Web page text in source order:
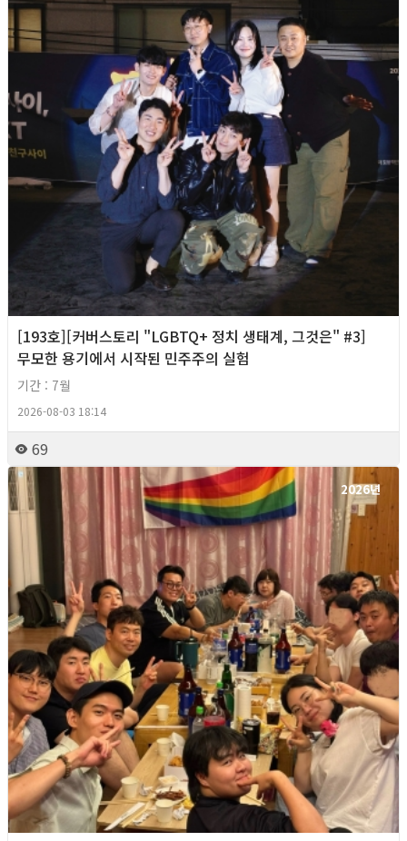
[193호][커버스토리 "LGBTQ+ 정치 생태계, 그것은" #3]
무모한 용기에서 시작된 민주주의 실험
기간 : 7월
2026-08-03 18:14
69
2026년